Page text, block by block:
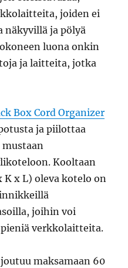
joiden ei
ja pölyä
luona onkin
ja laitteita, jotka
Box Cord Organizer
ja piilottaa
Kooltaan
K x L) oleva kotelo on
joihin voi
verkkolaitteita.
maksamaan 60